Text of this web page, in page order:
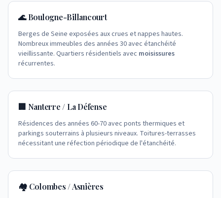
🌊 Boulogne-Billancourt
Berges de Seine exposées aux crues et nappes hautes.
Nombreux immeubles des années 30 avec étanchéité
vieillissante. Quartiers résidentiels avec moisissures
récurrentes.
🏢 Nanterre / La Défense
Résidences des années 60-70 avec ponts thermiques et
parkings souterrains à plusieurs niveaux. Toitures-terrasses
nécessitant une réfection périodique de l'étanchéité.
🏘️ Colombes / Asnières